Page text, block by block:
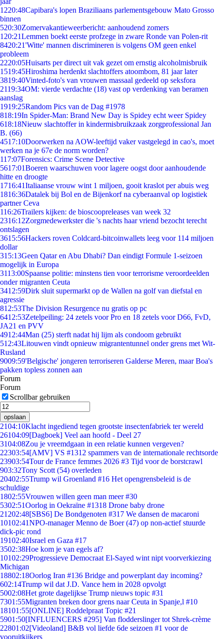
1220:48Capibara's lopen Braziliaans parlementsgebouw Mato Grosso
binnen
520:30Zomervakantieweerbericht: aanhoudend zomers
1 20:21Lemmen boekt eerste profzege in zware Ronde van Polen-rit
8420:21'Witte' mannen discrimineren is volgens OM geen enkel
probleem
2220:05Huisarts per direct uit vak gezet om ernstig alcoholmisbruik
1519:45Hiroshima herdenkt slachtoffers atoombom, 81 jaar later
3819:40Vinted-foto's van vrouwen massaal gedeeld op seksfora
2119:34OM: vierde verdachte (18) vast op verdenking van beramen
aanslag
1919:25Random Pics van de Dag #1978
818:19In Spider-Man: Brand New Day is Spidey echt weer Spidey
618:18Nieuw slachtoffer in kindermisbruikzaak zorgprofessional Jan
B. (66)
4517:10Doorwerken na AOW-leeftijd vaker vastgelegd in cao's, moet
werken na je 67e de norm worden?
117:07Forensics: Crime Scene Detective
5617:01Boeren waarschuwen voor lagere oogst door aanhoudende
hitte en droogte
1716:41Italiaanse vrouw wint 1 miljoen, gooit kraslot per abuis weg
1816:36Datalek bij Bol en de Bijenkorf na cyberaanval op logistiek
partner Ceva
116:26Trailers kijken: de bioscoopreleases van week 32
2316:12Zorgmedewerkster die 's nachts haar vriend bezocht terecht
ontslagen
3615:56Hackers roven Coldcard-bitcoinwallets leeg voor 114 miljoen
dollar
315:13Geen Qatar en Abu Dhabi? Dan eindigt Formule 1-seizoen
mogelijk in Europa
3113:00Spaanse politie: minstens tien voor terrorisme veroordeelden
onder migranten Ceuta
3412:59Dirk sluit supermarkt op de Wallen na golf van diefstal en
agressie
812:53The Division Resurgence nu gratis op pc
6412:53Zetelpeiling: 24 zetels voor Pro en 18 zetels voor D66, FvD,
JA21 en PVV
4912:44Man (25) sterft nadat hij lijm als condoom gebruikt
512:43Litouwen vindt opnieuw migrantentunnel onder grens met Wit-
Rusland
9009:59'Belgische' jongeren terroriseren Galderse Meren, maar Boa's
pakken topless zonnen aan
Forum
Forum
Scrollbar gebruiken
opslaan
2104:10Klacht ingediend tegen grootste insectenfabriek ter wereld
26104:09[Dagboek] Veel aan hoofd - Deel 27
3104:08Zou je vreemdgaan in een relatie kunnen vergeven?
22303:54[AMV] VS #1312 spammers van de internationale rechtsorde
23903:54Tour de France femmes 2026 #3 Tijd voor de borstcrawl
903:32Tony Scott (54) overleden
20402:55Trump wil Groenland #16 Het opengrensbeleid is de
schuldige
1802:55Vrouwen willen geen man meer #30
5302:51Oorlog in Oekraïne #1318 Drone baby drone
21202:48[SBS6] De Bondgenoten #317 We dansen de macaroni
10102:41NPO-manager Menno de Boer (47) op non-actief stuurde
dick-pic rond
19102:40Israel en Gaza #17
3502:38Hoe kom je van egels af?
10102:29Progressieve Democraat El-Sayed wint nipt voorverkiezing
Michigan
18802:18Oorlog Iran #136 Bridge and powerplant day incoming?
602:14Trump wil dat J.D. Vance hem in 2028 opvolgt
5002:08Het grote dagelijkse Trump nieuws topic #31
7301:55Migranten breken door grens naar Ceuta in Spanje,l #10
18101:55[ONLINE] Roddelpraat Topic #21
5901:50[INFLUENCERS #295] Van flodderslinger tot Shrek-crème
22801:02[Videoland] B&B vol liefde 6de seizoen #1 voor de
vooruitkijkers